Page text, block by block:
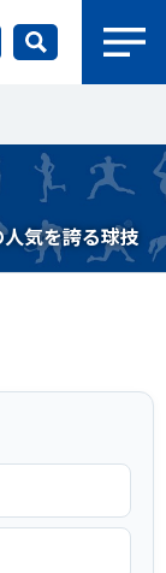
動
動と健康寿命
気を誇る球技